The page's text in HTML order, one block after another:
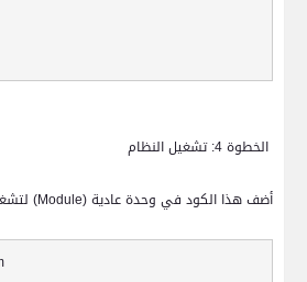
الخطوة 4: تشغيل النظام
أضف هذا الكود في وحدة عادية (Module
)